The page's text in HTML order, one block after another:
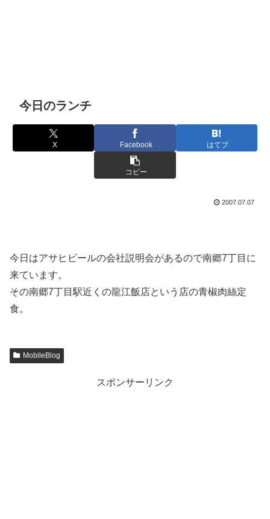
今日のランチ
X Facebook はてブ
コピー
2007.07.07
今日はアサヒビールの会社説明会があるので南郷7丁目に
来ています。
その南郷7丁目駅近くの龍江飯店という店の青椒肉絲定
食。
MobileBlog
スポンサーリンク